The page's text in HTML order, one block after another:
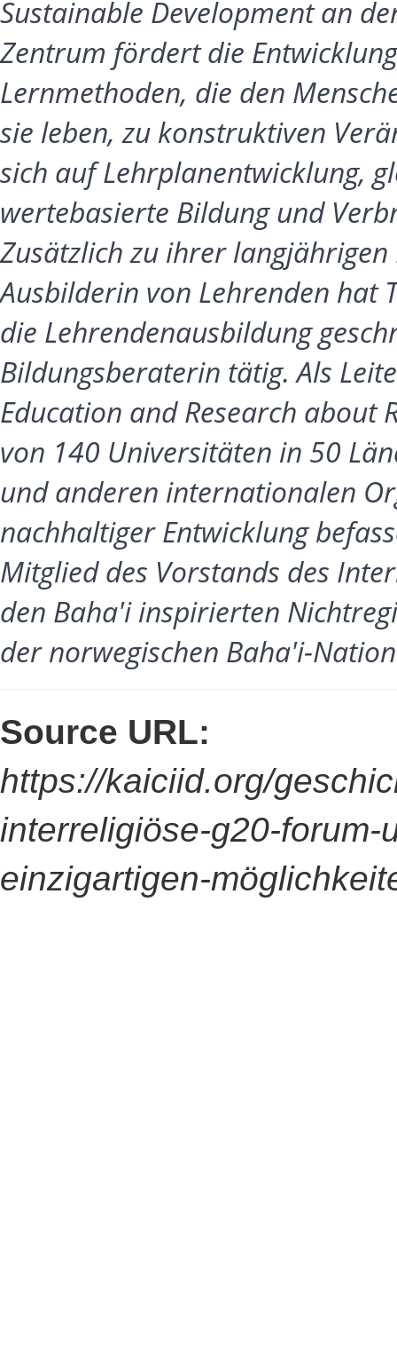
Sustainable Development an
Zentrum fördert die
Lernmethoden, die den
sie leben, zu konstruktiven
sich auf Lehrplanentwicklung,
wertebasierte Bildung und
Zusätzlich zu ihrer
Ausbilderin von Lehrenden hat
die Lehrendenausbildung
Bildungsberaterin tätig. Als
Education and Research about
von 140 Universitäten in 50
und anderen internationalen
nachhaltiger Entwicklung
Mitglied des Vorstands des
den Baha'i inspirierten
der norwegischen Baha'i-
Source URL:
https://kaiciid.org/
interreligiöse-g20-forum-
einzigartigen-